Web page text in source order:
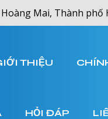
Mai, Thành phố
THIỆU
HỎI ĐÁP